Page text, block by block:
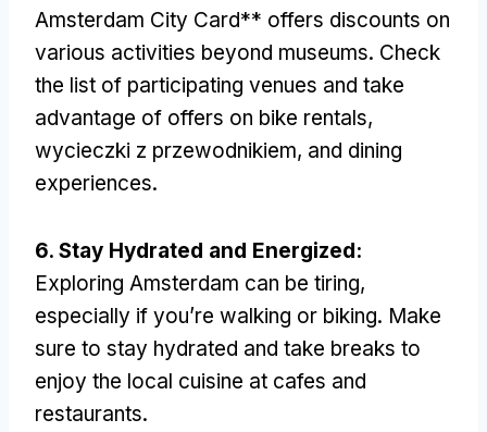
Amsterdam City Card** offers discounts on
various activities beyond museums. Check
the list of participating venues and take
advantage of offers on bike rentals,
wycieczki z przewodnikiem, and dining
experiences.
6. Stay Hydrated and Energized:
Exploring Amsterdam can be tiring,
especially if you’re walking or biking. Make
sure to stay hydrated and take breaks to
enjoy the local cuisine at cafes and
restaurants.